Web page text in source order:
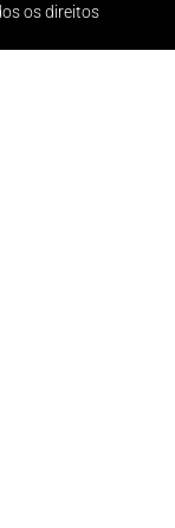
os direitos